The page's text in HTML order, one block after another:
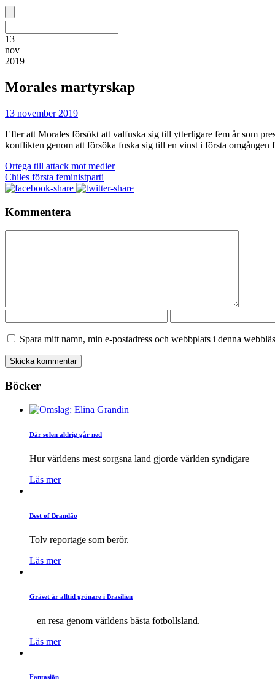
13
nov
2019
Morales martyrskap
13 november 2019
Efter att Morales försökt att valfuska sig till ytterligare fem år som
konflikten genom att försöka fuska sig till en vinst i första omgången
Ortega till attack mot medier
Chiles första feministparti
Kommentera
Spara mitt namn, min e-postadress och webbplats i denna
Böcker
Där solen aldrig går ned
Hur världens mest sorgsna land gjorde världen syndigare
Läs mer
Best of Brandão
Tolv reportage som berör.
Läs mer
Gräset är alltid grönare i Brasilien
– en resa genom världens bästa fotbollsland.
Läs mer
Fantasiön